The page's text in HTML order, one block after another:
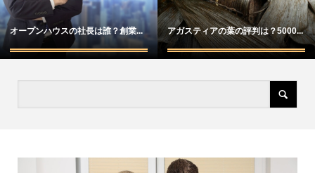
オープンハウスの社長は誰？創業... アガスティアの葉の評判は？5000...